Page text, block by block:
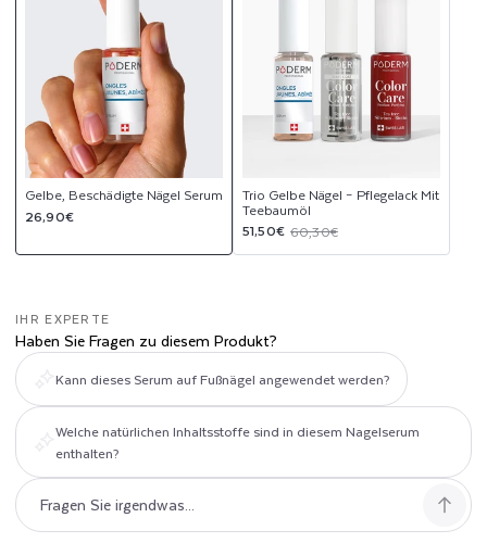
R
U
M
Gelbe, Beschädigte Nägel Serum
Normaler
26,90€
Trio Gelbe Nägel – Pflegelack Mit
Teebaumöl
Verkaufspreis
51,50€
Normaler
Preis
60,30€
IHR EXPERTE
Haben Sie Fragen zu diesem Produkt?
Kann dieses Serum auf Fußnägel angewendet werden?
Welche natürlichen Inhaltsstoffe sind in diesem Nagelserum
enthalten?